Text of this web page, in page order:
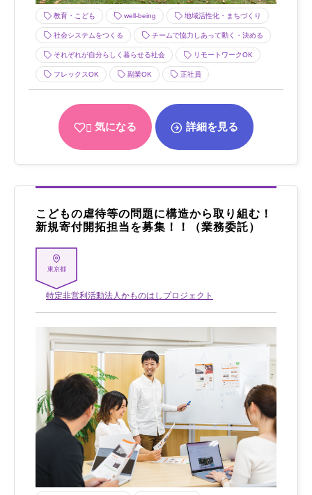
教育・こども well-being 地域活性化・まちづくり
社会システムをつくる チームで協力しあって動く・決める
それぞれが自分らしく暮らせる社会 リモートワークOK
フレックスOK 副業OK 正社員
気になる 詳細を見る
こどもの虐待等の問題に構造から取り組む！
新規寄付開拓担当を募集！！（業務委託）
東京都
特定非営利活動法人かものはしプロジェクト